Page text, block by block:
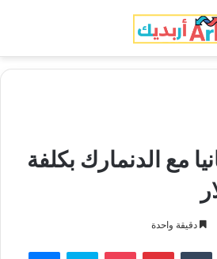
مع الدنمارك بكلفة
دقيقة واحدة
لينكدإن بينتيريست سكايب